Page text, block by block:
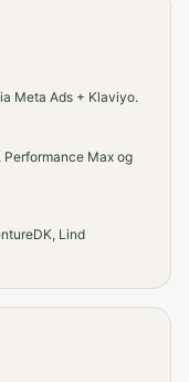
Meta Ads + Klaviyo.
Max og
Lind